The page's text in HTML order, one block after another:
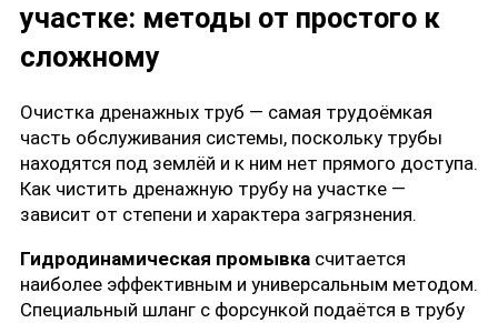
участке: методы от простого к
сложному
Очистка дренажных труб — самая трудоёмкая
часть обслуживания системы, поскольку трубы
находятся под землёй и к ним нет прямого доступа.
Как чистить дренажную трубу на участке —
зависит от степени и характера загрязнения.
Гидродинамическая промывка считается
наиболее эффективным и универсальным методом.
Специальный шланг с форсункой подаётся в трубу